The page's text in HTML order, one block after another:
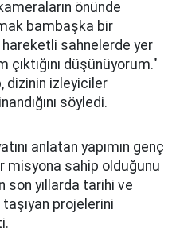
önünde
bambaşka bir
sahnelerde yer
düşünüyorum."
dizinin izleyiciler
söyledi.
anlatan yapımın genç
misyona sahip olduğunu
son yıllarda tarihi ve
projelerini